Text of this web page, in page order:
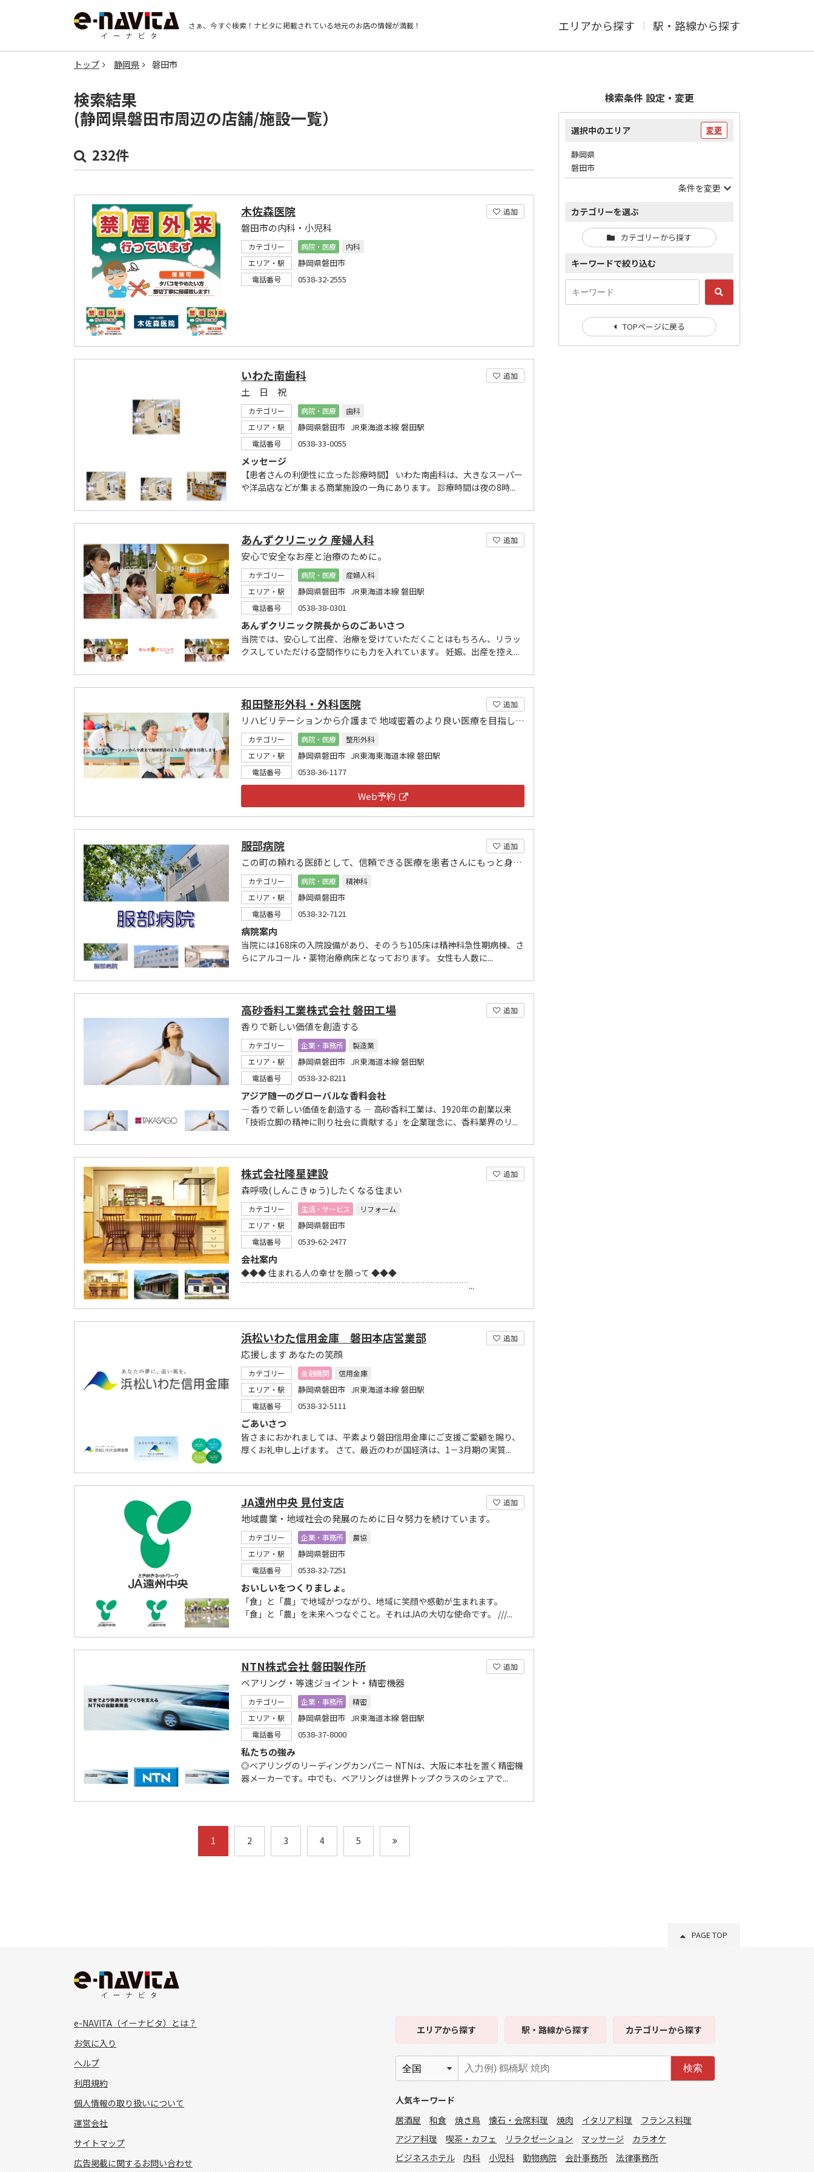
さぁ、今すぐ検索！ ナビタに掲載されている地元のお店の情報が満載！ エリアから探す 駅・路線から探す
トップ 静岡県 磐田市
検索結果
(静岡県磐田市周辺の店舗/施設一覧）
232件
追加
木佐森医院
磐田市の内科・小児科
カテゴリー 病院・医療
内科
エリア・駅
静岡県磐田市
電話番号 0538-32-2555
追加
いわた南歯科
土 日 祝
カテゴリー 病院・医療
歯科
エリア・駅
静岡県磐田市 JR東海道本線 磐田駅
電話番号 0538-33-0055
メッセージ
【患者さんの利便性に立った診療時間】 いわた南歯科は、大きなスーパー
や洋品店などが集まる商業施設の一角にあります。 診療時間は夜の8時...
追加
あんずクリニック 産婦人科
安心で安全なお産と治療のために。
カテゴリー 病院・医療
産婦人科
エリア・駅
静岡県磐田市 JR東海道本線 磐田駅
電話番号 0538-38-0301
あんずクリニック院長からのごあいさつ
当院では、安心して出産、治療を受けていただくことはもちろん、リラッ
クスしていただける空間作りにも力を入れています。 妊娠、出産を控え...
追加
和田整形外科・外科医院
リハビリテーションから介護まで 地域密着のより良い医療を目指します
カテゴリー 病院・医療
整形外科
エリア・駅
静岡県磐田市 JR東海東海道本線 磐田駅
電話番号 0538-36-1177
Web予約
追加
服部病院
この町の頼れる医師として、信頼できる医療を患者さんにもっと身近に
カテゴリー 病院・医療
精神科
エリア・駅
静岡県磐田市
電話番号 0538-32-7121
病院案内
当院には168床の入院設備があり、そのうち105床は精神科急性期病棟、さ
らにアルコール・薬物治療病床となっております。 女性も人数に...
追加
高砂香料工業株式会社 磐田工場
香りで新しい価値を創造する
カテゴリー 企業・事務所
製造業
エリア・駅
静岡県磐田市 JR東海道本線 磐田駅
電話番号 0538-32-8211
アジア随一のグローバルな香料会社
― 香りで新しい価値を創造する ― 高砂香料工業は、1920年の創業以来
「技術立脚の精神に則り社会に貢献する」を企業理念に、香料業界のリ...
追加
株式会社隆星建設
森呼吸(しんこきゅう)したくなる住まい
カテゴリー 生活・サービス
リフォーム
エリア・駅
静岡県磐田市
電話番号 0539-62-2477
会社案内
◆◆◆ 住まれる人の幸せを願って ◆◆◆
¨¨¨¨¨¨¨¨¨¨¨¨¨¨¨¨¨¨¨¨¨¨¨¨¨¨¨¨¨¨¨¨¨¨¨¨¨¨¨¨¨¨¨¨¨¨¨...
追加
浜松いわた信用金庫 磐田本店営業部
応援します あなたの笑顔
カテゴリー 金融機関
信用金庫
エリア・駅
静岡県磐田市 JR東海道本線 磐田駅
電話番号 0538-32-5111
ごあいさつ
皆さまにおかれましては、平素より磐田信用金庫にご支援ご愛顧を賜り、
厚くお礼申し上げます。 さて、最近のわが国経済は、1－3月期の実質...
追加
JA遠州中央 見付支店
地域農業・地域社会の発展のために日々努力を続けています。
カテゴリー 企業・事務所
農協
エリア・駅
静岡県磐田市
電話番号 0538-32-7251
おいしいをつくりましょ。
「食」と「農」で地域がつながり、地域に笑顔や感動が生まれます。
「食」と「農」を未来へつなぐこと。それはJAの大切な使命です。 ///...
追加
NTN株式会社 磐田製作所
ベアリング・等速ジョイント・精密機器
カテゴリー 企業・事務所
精密
エリア・駅
静岡県磐田市 JR東海道本線 磐田駅
電話番号 0538-37-8000
私たちの強み
◎ベアリングのリーディングカンパニー NTNは、大阪に本社を置く精密機
器メーカーです。中でも、ベアリングは世界トップクラスのシェアで...
1 2 3 4 5
検索条件 設定・変更
選択中のエリア 変更
静岡県
磐田市
条件を変更
カテゴリーを選ぶ
カテゴリーから探す
キーワードで絞り込む
TOPページに戻る
PAGE TOP
e-NAVITA（イーナビタ）とは？
お気に入り
ヘルプ
利用規約
個人情報の取り扱いについて
運営会社
サイトマップ
広告掲載に関するお問い合わせ
エリアから探す 駅・路線から探す カテゴリーから探す
検索
人気キーワード
居酒屋
和食 焼き鳥 懐石・会席料理 焼肉 イタリア料理
フランス料理
アジア料理
喫茶・カフェ リラクゼーション マッサージ
カラオケ
ビジネスホテル
内科 小児科 動物病院 会計事務所 法律事務所